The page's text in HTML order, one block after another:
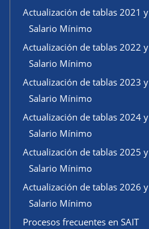
Actualización de tablas 2021 y
Salario Mínimo
Actualización de tablas 2022 y
Salario Mínimo
Actualización de tablas 2023 y
Salario Mínimo
Actualización de tablas 2024 y
Salario Mínimo
Actualización de tablas 2025 y
Salario Mínimo
Actualización de tablas 2026 y
Salario Mínimo
Procesos frecuentes en SAIT